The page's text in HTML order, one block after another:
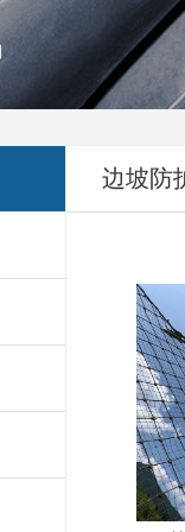
边坡防